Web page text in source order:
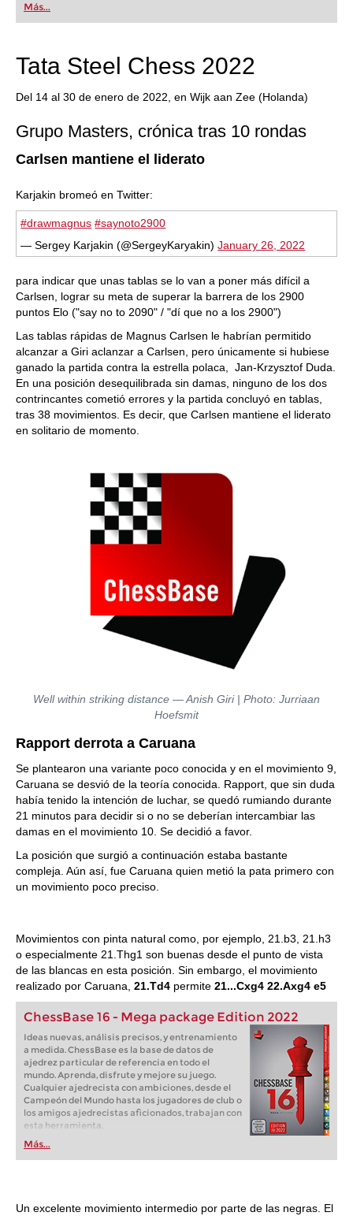
Más...
Tata Steel Chess 2022
Del 14 al 30 de enero de 2022, en Wijk aan Zee (Holanda)
Grupo Masters, crónica tras 10 rondas
Carlsen mantiene el liderato
Karjakin bromeó en Twitter:
#drawmagnus #saynoto2900
— Sergey Karjakin (@SergeyKaryakin)January 26, 2022
para indicar que unas tablas se lo van a poner más difícil a
Carlsen, lograr su meta de superar la barrera de los 2900
puntos Elo ("say no to 2090" / "dí que no a los 2900")
Las tablas rápidas de Magnus Carlsen le habrían permitido
alcanzar a Giri aclanzar a Carlsen, pero únicamente si hubiese
ganado la partida contra la estrella polaca, Jan-Krzysztof Duda.
En una posición desequilibrada sin damas, ninguno de los dos
contrincantes cometió errores y la partida concluyó en tablas,
tras 38 movimientos. Es decir, que Carlsen mantiene el liderato
en solitario de momento.
Well within striking distance — Anish Giri | Photo: Jurriaan
Hoefsmit
Rapport derrota a Caruana
Se plantearon una variante poco conocida y en el movimiento 9,
Caruana se desvió de la teoría conocida. Rapport, que sin duda
había tenido la intención de luchar, se quedó rumiando durante
21 minutos para decidir si o no se deberían intercambiar las
damas en el movimiento 10. Se decidió a favor.
La posición que surgió a continuación estaba bastante
compleja. Aún así, fue Caruana quien metió la pata primero con
un movimiento poco preciso.
Movimientos con pinta natural como, por ejemplo, 21.b3, 21.h3
o especialmente 21.Thg1 son buenas desde el punto de vista
de las blancas en esta posición. Sin embargo, el movimiento
realizado por Caruana, 21.Td4 permite 21...Cxg4 22.Axg4 e5
ChessBase 16 - Mega package Edition 2022
Ideas nuevas, análisis precisos, y entrenamiento
a medida. ChessBase es la base de datos de
ajedrez particular de referencia en todo el
mundo. Aprenda, disfrute y mejore su juego.
Cualquier ajedrecista con ambiciones, desde el
Campeón del Mundo hasta los jugadores de club o
los amigos ajedrecistas aficionados, trabajan con
esta herramienta.
Más...
Un excelente movimiento intermedio por parte de las negras. El